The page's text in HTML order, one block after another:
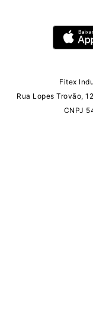
Fitex
Rua Lopes Trovão,
CNPJ